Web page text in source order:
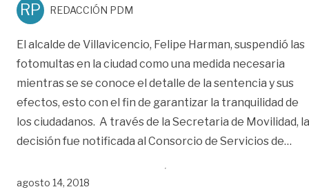
RP REDACCIÓN PDM
El alcalde de Villavicencio, Felipe Harman, suspendió las
fotomultas en la ciudad como una medida necesaria
mientras se se conoce el detalle de la sentencia y sus
efectos, esto con el fin de garantizar la tranquilidad de
los ciudadanos. A través de la Secretaria de Movilidad, la
decisión fue notificada al Consorcio de Servicios de…
agosto 14, 2018